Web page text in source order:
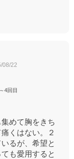
08/22
4回目
めて胸をきち
くはない。２
るが、希望と
も愛用すると